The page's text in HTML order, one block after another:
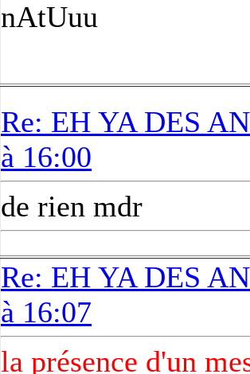
nAtUuu
Re: EH YA DES
à 16:00
de rien mdr
Re: EH YA DES
à 16:07
la présence d'un